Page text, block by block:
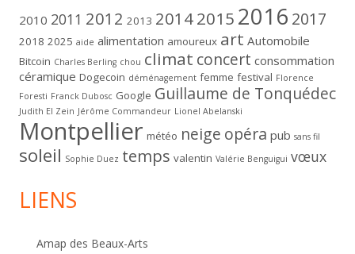
2010 2011 2012 2013 20142015 2016 2017
2018 2025 aide alimentation amoureux art Automobile
Bitcoin Charles Berling chou climat concert consommation
céramique Dogecoin déménagement femme festival Florence
Foresti Franck Dubosc Google Guillaume de Tonquédec
Judith El Zein Jérôme Commandeur Lionel Abelanski
Montpellier météo neige opéra pub sans fil
soleil Sophie Duez temps valentin Valérie Benguigui vœux
LIENS
Amap des Beaux-Arts